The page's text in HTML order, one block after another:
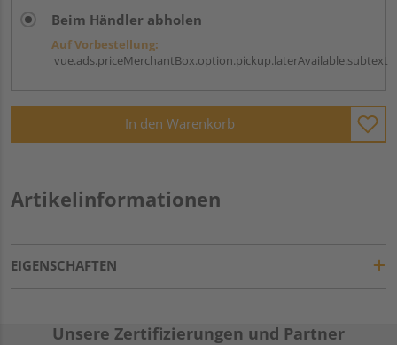
Beim Händler abholen
Auf Vorbestellung:
vue.ads.priceMerchantBox.option.pickup.laterAvailable.subtext
In den Warenkorb
Artikelinformationen
EIGENSCHAFTEN
Unsere Zertifizierungen und Partner